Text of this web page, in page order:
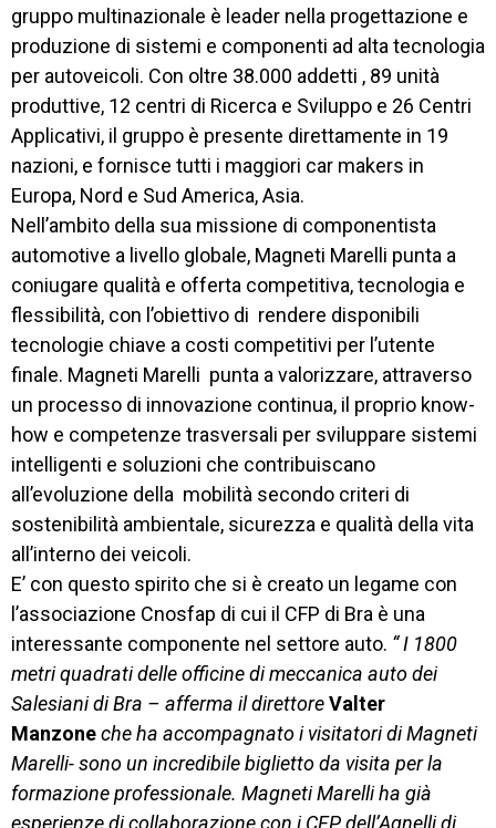
IL
CENTRO
PROGETTO
EDUCATIVO
ORIENTAMENTO
QUALITÀ
E
ACCREDITAMENTO
EXTRA
CONTATTI
gruppo multinazionale è leader nella progettazione e
produzione di sistemi e componenti ad alta tecnologia
per autoveicoli. Con oltre 38.000 addetti , 89 unità
produttive, 12 centri di Ricerca e Sviluppo e 26 Centri
Applicativi, il gruppo è presente direttamente in 19
nazioni, e fornisce tutti i maggiori car makers in
Europa, Nord e Sud America, Asia.
Nell’ambito della sua missione di componentista
automotive a livello globale, Magneti Marelli punta a
coniugare qualità e offerta competitiva, tecnologia e
flessibilità, con l’obiettivo di rendere disponibili
tecnologie chiave a costi competitivi per l’utente
finale. Magneti Marelli punta a valorizzare, attraverso
un processo di innovazione continua, il proprio know-
how e competenze trasversali per sviluppare sistemi
intelligenti e soluzioni che contribuiscano
all’evoluzione della mobilità secondo criteri di
sostenibilità ambientale, sicurezza e qualità della vita
all’interno dei veicoli.
E’ con questo spirito che si è creato un legame con
l’associazione Cnosfap di cui il CFP di Bra è una
interessante componente nel settore auto. “ I 1800
metri quadrati delle officine di meccanica auto dei
Salesiani di Bra – afferma il direttoreValter
Manzoneche ha accompagnato i visitatori di Magneti
Marelli- sono un incredibile biglietto da visita per la
formazione professionale. Magneti Marelli ha già
esperienze di collaborazione con i CFP dell’Agnelli di